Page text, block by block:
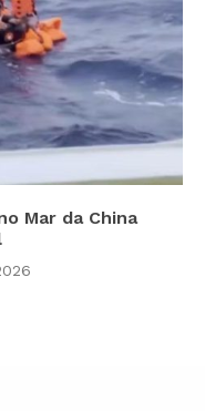
Mar da China